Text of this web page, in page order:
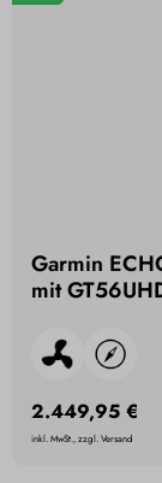
Garmin
mit
2.449,95 €
inkl. MwSt., zzgl. Versand